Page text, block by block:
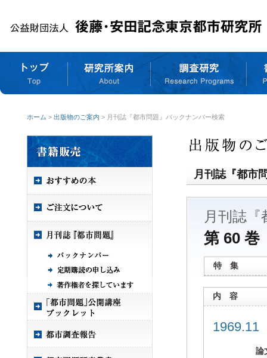
ホーム > 出版物のご案内 > 月刊誌『都市問題』バックナンバー検索
月刊誌『都市
月刊誌『
第 60
特 集
内 容
論